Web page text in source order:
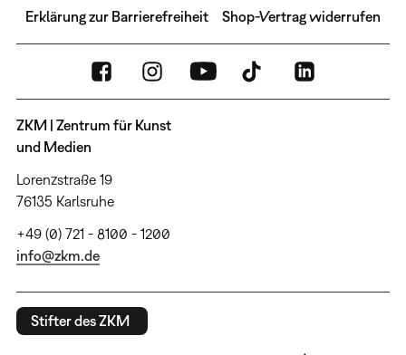
Erklärung zur Barrierefreiheit Shop-Vertrag widerrufen
ZKM | Zentrum für Kunst
und Medien
Lorenzstraße 19
76135 Karlsruhe
+49 (0) 721 - 8100 - 1200
info@zkm.de
Stifter des ZKM